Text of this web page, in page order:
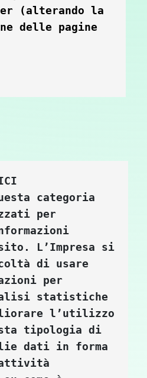
(alterando la
delle pagine
categoria
per
L’Impresa si
di usare
per
statistiche
l’utilizzo
tipologia di
dati in forma